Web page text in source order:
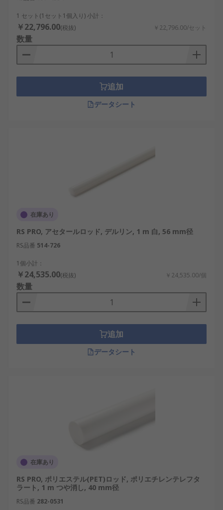
1 セット(1セット1個入り) 小計：
￥22,796.00(税抜) ￥22,796.00/セット
数量
追加
データシート
在庫あり
RS PRO, アセタールロッド, デルリン, 1 m 白, 56 mm径
RS品番 514-726
1個小計：
￥24,535.00(税抜) ￥24,535.00/個
数量
追加
データシート
在庫あり
RS PRO, ポリエステル(PET)ロッド, ポリエチレンテレフタ
ラート, 1 m つや消し, 40 mm径
RS品番 282-0531